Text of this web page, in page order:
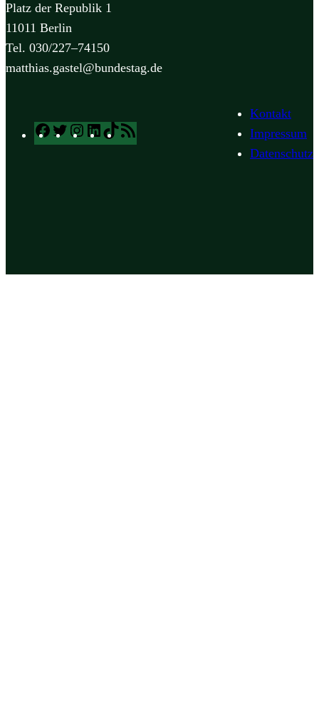
Platz der Republik 1
11011 Berlin
Tel. 030/227–74150
matthias.gastel@bundestag.de
Facebook
TwitterInstagram
LinkedIn
TikTok
Kontakt
Impressum
Datenschutz